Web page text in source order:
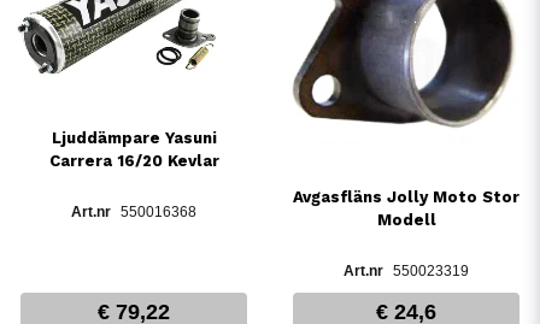
Ljuddämpare Yasuni
Carrera 16/20 Kevlar
550016368
€ 79,22
Avgasfläns Jolly Moto Stor
Modell
550023319
€ 24,6